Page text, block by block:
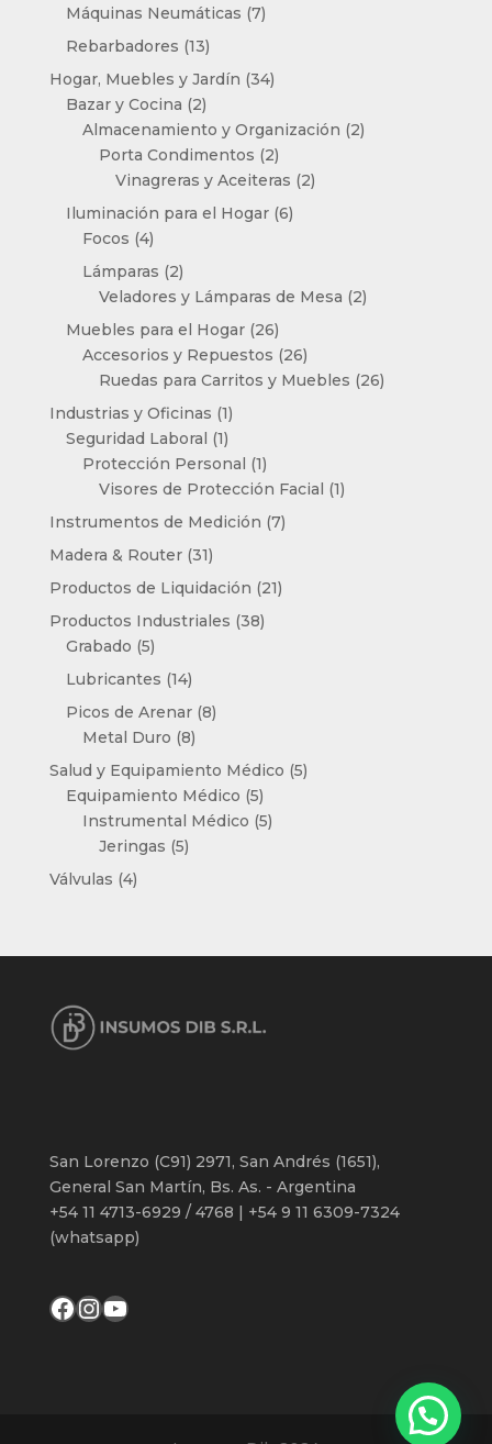
Máquinas Neumáticas 77
Rebarbadores 1313
productos
Hogar, Muebles y Jardín 3434
Bazar y Cocina 22
productos
Almacenamiento y Organización 22
Porta Condimentos 22
productos
Vinagreras y Aceiteras 22
Iluminación para el Hogar 66
Focos 44
productos
Lámparas 22
productos
Veladores y Lámparas de Mesa 22
Muebles para el Hogar 2626
productos
Accesorios y Repuestos 2626
productos
Ruedas para Carritos y Muebles 2626
Industrias y Oficinas 11
producto
Seguridad Laboral 11
producto
Protección Personal 11
producto
Visores de Protección Facial 11
Instrumentos de Medición 77
Madera & Router 3131
productos
Productos de Liquidación 2121
Productos Industriales 3838
Grabado 55
productos
Lubricantes 1414
productos
Picos de Arenar 88
Metal Duro 88
productos
Salud y Equipamiento Médico 55
Equipamiento Médico 55
productos
Instrumental Médico 55
Jeringas 55
Válvulas 44
San Lorenzo (C91) 2971, San Andrés (1651),
General San Martín, Bs. As. - Argentina
+54 11 4713-6929 / 4768 | +54 9 11 6309-7324
(whatsapp)
Facebook
Instagram
YouTube